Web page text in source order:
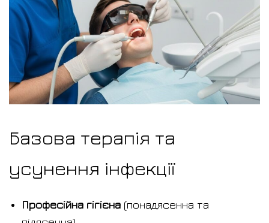
Базова терапія та
усунення інфекції
Професійна гігієна(понадясенна та